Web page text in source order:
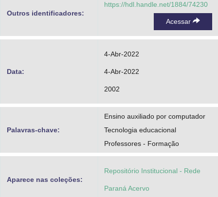
Outros identificadores:
https://hdl.handle.net/1884/74230
Acessar
Data:
4-Abr-2022
4-Abr-2022
2002
Palavras-chave:
Ensino auxiliado por computador
Tecnologia educacional
Professores - Formação
Aparece nas coleções:
Repositório Institucional - Rede
Paraná Acervo